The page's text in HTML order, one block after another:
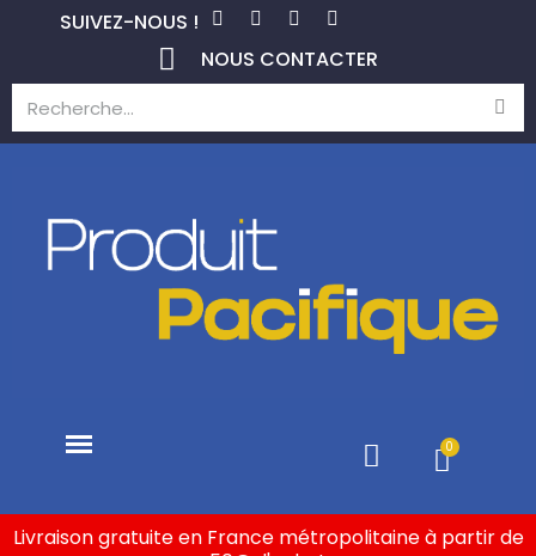
SUIVEZ-NOUS !
NOUS CONTACTER
Livraison gratuite en France métropolitaine à partir de